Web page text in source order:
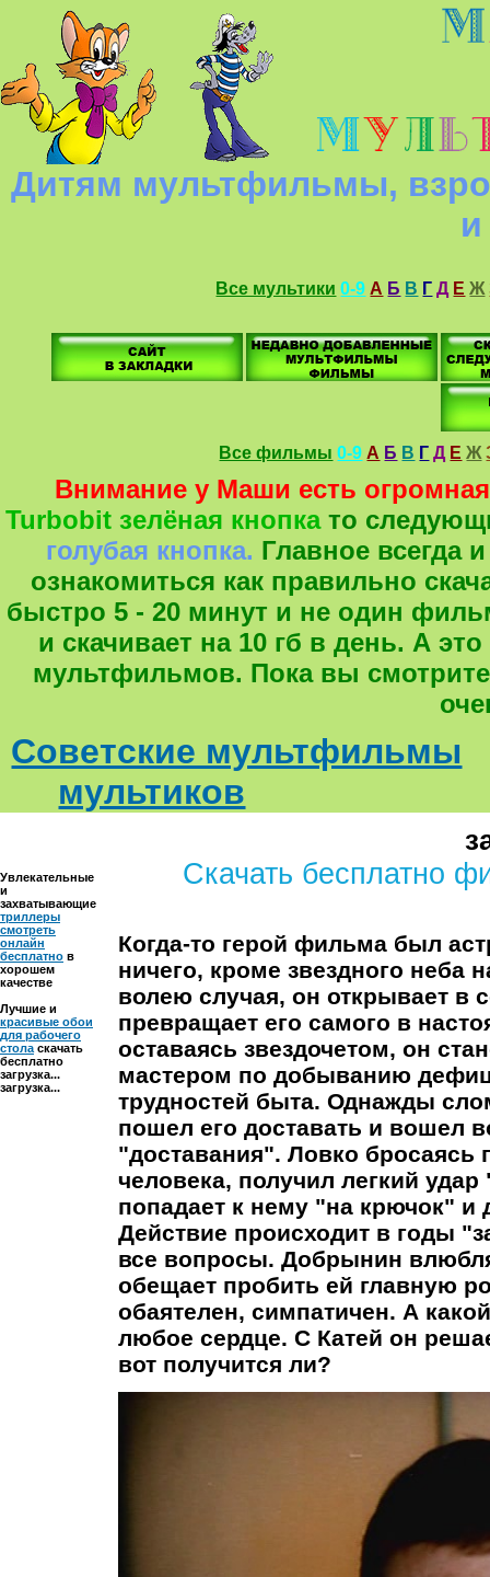
Дитям мультфильмы,
и
Все мультики 0-9 А Б В Г Д Е Ж
Все фильмы 0-9 А Б В Г Д Е Ж
Внимание у Маши есть
Turbobit зелёная кнопкато
голубая кнопка. Главное всегда
ознакомиться как правильно
быстро 5 - 20 минут и не один
и скачивает на 10 гб в день. А
мультфильмов. Пока вы
Советские мультфильмы
мультиков
Увлекательные
и
захватывающие
триллеры
смотреть
онлайн
бесплатно в
хорошем
качестве
Лучшие и
красивые обои
для рабочего
стола скачать
бесплатно
загрузка...
загрузка...
Скачать бесплатно
Когда-то герой фильма был
ничего, кроме звездного неба
волею случая, он открывает в
превращает его самого в
оставаясь звездочетом, он
мастером по добыванию
трудностей быта. Однажды
пошел его доставать и вошел
"доставания". Ловко бросаясь
человека, получил легкий
попадает к нему "на крючок" и
Действие происходит в годы
все вопросы. Добрынин
обещает пробить ей главную
обаятелен, симпатичен. А
любое сердце. С Катей он
вот получится ли?